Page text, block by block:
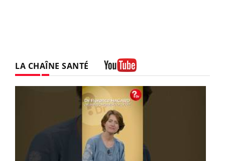
LA CHAÎNE SANTÉ